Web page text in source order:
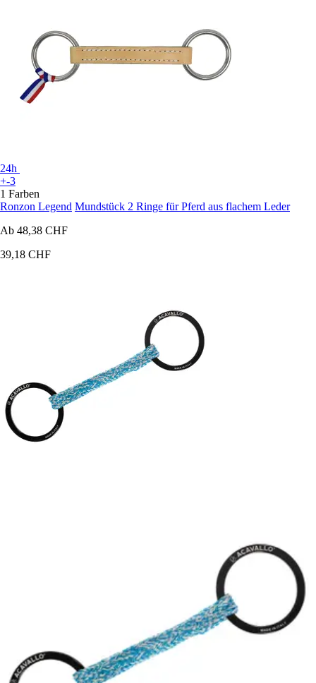
24h
+-3
1 Farben
Ronzon Legend Mundstück 2 Ringe für Pferd aus flachem Leder
Ab 48,38 CHF
39,18 CHF